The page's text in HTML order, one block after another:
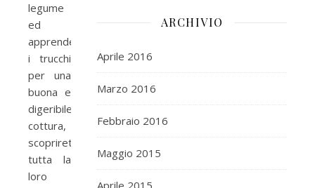
legume
ed
apprendendo
i trucchi
per una
buona e
digeribile
cottura,
scoprirete
tutta la
loro
ARCHIVIO
Aprile 2016
Marzo 2016
Febbraio 2016
Maggio 2015
Aprile 2015